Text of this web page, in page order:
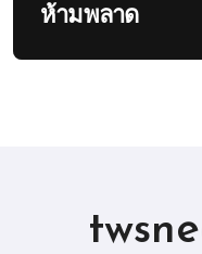
ห้ามพลาด